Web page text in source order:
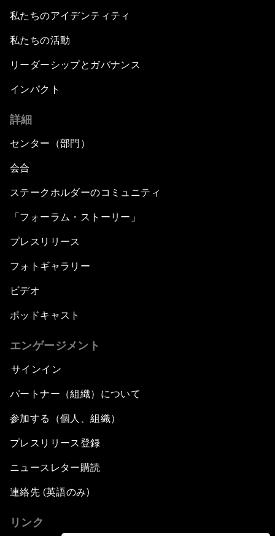
私たちのアイデンティティ
私たちの活動
リーダーシップとガバナンス
インパクト
詳細
センター（部門）
会合
ステークホルダーのコミュニティ
「フォーラム・ストーリー」
プレスリリース
フォトギャラリー
ビデオ
ポッドキャスト
エンゲージメント
サインイン
パートナー（組織）について
参加する（個人、組織）
プレスリリース登録
ニュースレター購読
連絡先 (英語のみ)
リンク